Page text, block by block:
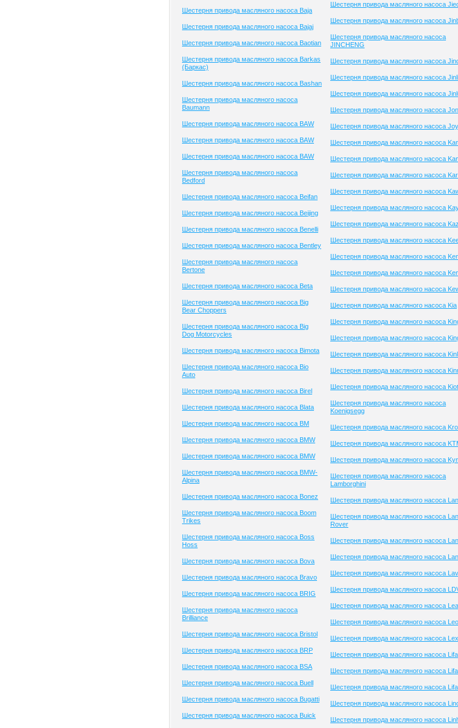
Шестерня привода масляного насоса Baja
Шестерня привода масляного насоса Bajaj
Шестерня привода масляного насоса Baotian
Шестерня привода масляного насоса Barkas
(Баркас)
Шестерня привода масляного насоса Bashan
Шестерня привода масляного насоса
Baumann
Шестерня привода масляного насоса BAW
Шестерня привода масляного насоса BAW
Шестерня привода масляного насоса BAW
Шестерня привода масляного насоса
Bedford
Шестерня привода масляного насоса Beifan
Шестерня привода масляного насоса Beijing
Шестерня привода масляного насоса Benelli
Шестерня привода масляного насоса Bentley
Шестерня привода масляного насоса
Bertone
Шестерня привода масляного насоса Beta
Шестерня привода масляного насоса Big
Bear Choppers
Шестерня привода масляного насоса Big
Dog Motorcycles
Шестерня привода масляного насоса Bimota
Шестерня привода масляного насоса Bio
Auto
Шестерня привода масляного насоса Birel
Шестерня привода масляного насоса Blata
Шестерня привода масляного насоса BM
Шестерня привода масляного насоса BMW
Шестерня привода масляного насоса BMW
Шестерня привода масляного насоса BMW-
Alpina
Шестерня привода масляного насоса Bonez
Шестерня привода масляного насоса Boom
Trikes
Шестерня привода масляного насоса Boss
Hoss
Шестерня привода масляного насоса Bova
Шестерня привода масляного насоса Bravo
Шестерня привода масляного насоса BRIG
Шестерня привода масляного насоса
Brilliance
Шестерня привода масляного насоса Bristol
Шестерня привода масляного насоса BRP
Шестерня привода масляного насоса BSA
Шестерня привода масляного насоса Buell
Шестерня привода масляного насоса Bugatti
Шестерня привода масляного насоса Buick
Шестерня привода масляного насоса
Шестерня привода масляного насоса
Шестерня привода масляного насоса
JINCHENG
Шестерня привода масляного насоса
Шестерня привода масляного насоса
Шестерня привода масляного насоса
Шестерня привода масляного насоса
Шестерня привода масляного насоса
Шестерня привода масляного насоса
Шестерня привода масляного насоса
Шестерня привода масляного насоса
Шестерня привода масляного насоса
Шестерня привода масляного насоса
Шестерня привода масляного насоса
Шестерня привода масляного насоса
Шестерня привода масляного насоса
Шестерня привода масляного насоса
Шестерня привода масляного насоса
Шестерня привода масляного насоса Kia
Шестерня привода масляного насоса
Шестерня привода масляного насоса
Шестерня привода масляного насоса
Шестерня привода масляного насоса
Шестерня привода масляного насоса
Шестерня привода масляного насоса
Koenigsegg
Шестерня привода масляного насоса
Шестерня привода масляного насоса
Шестерня привода масляного насоса
Шестерня привода масляного насоса
Lamborghini
Шестерня привода масляного насоса
Шестерня привода масляного насоса
Rover
Шестерня привода масляного насоса
Шестерня привода масляного насоса
Шестерня привода масляного насоса
Шестерня привода масляного насоса
Шестерня привода масляного насоса
Шестерня привода масляного насоса
Шестерня привода масляного насоса
Шестерня привода масляного насоса
Шестерня привода масляного насоса
Шестерня привода масляного насоса
Шестерня привода масляного насоса
Шестерня привода масляного насоса